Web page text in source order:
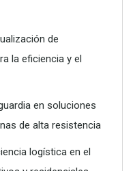
y el crecimiento
de
la eficiencia y el
en soluciones
de alta resistencia
logística en el